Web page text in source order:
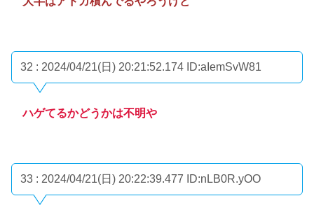
32 : 2024/04/21(日) 20:21:52.174 ID:aIemSvW81
ハゲてるかどうかは不明や
33 : 2024/04/21(日) 20:22:39.477 ID:nLB0R.yOO